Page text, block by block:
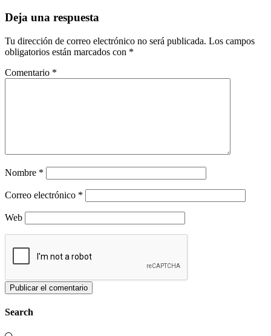
Deja una respuesta
Tu dirección de correo electrónico no será publicada. Los campos
obligatorios están marcados con *
Comentario *
Nombre *
Correo electrónico *
Web
Search